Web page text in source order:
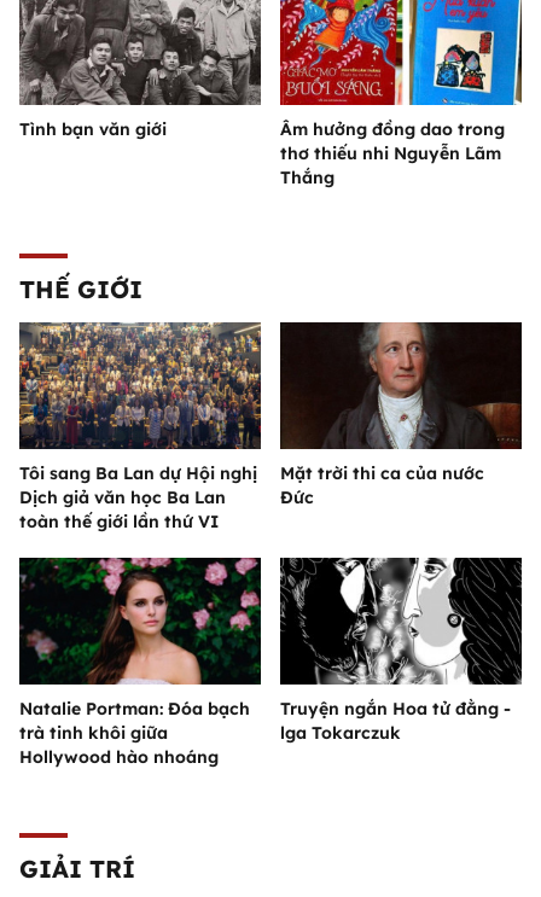
Tình bạn văn giới
Âm hưởng đồng dao trong
thơ thiếu nhi Nguyễn Lãm
Thắng
THẾ GIỚI
Tôi sang Ba Lan dự Hội nghị
Dịch giả văn học Ba Lan
toàn thế giới lần thứ VI
Mặt trời thi ca của nước
Đức
Natalie Portman: Đóa bạch
trà tinh khôi giữa
Hollywood hào nhoáng
Truyện ngắn Hoa tử đằng -
lga Tokarczuk
GIẢI TRÍ